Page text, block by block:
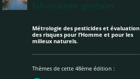
Informations générales
Métrologie des pesticides et évaluation
des risques pour l’Homme et pour les
milieux naturels.
Thèmes de cette 48ème édition :